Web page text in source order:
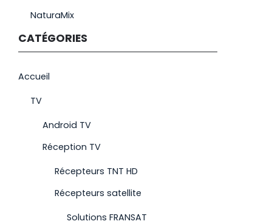
NaturaMix
CATÉGORIES
Accueil
TV
Android TV
Réception TV
Récepteurs TNT HD
Récepteurs satellite
Solutions FRANSAT